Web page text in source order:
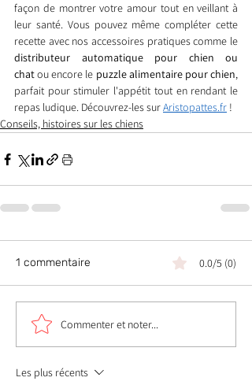
façon de montrer votre amour tout en veillant à
leur santé. Vous pouvez même compléter cette
distributeur automatique pour chien ou
chat ou encore le puzzle alimentaire pour chien,
parfait pour stimuler l'appétit tout en rendant le
repas ludique. Découvrez-les sur Aristopattes.fr !
Conseils, histoires sur les chiens
1 commentaire 0.0/5 (0)
Commenter et noter...
Les plus récents